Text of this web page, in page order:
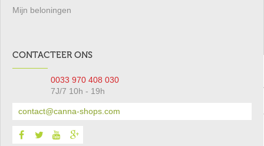
Mijn beloningen
CONTACTEER ONS
0033 970 408 030
7J/7 10h - 19h
contact@canna-shops.com